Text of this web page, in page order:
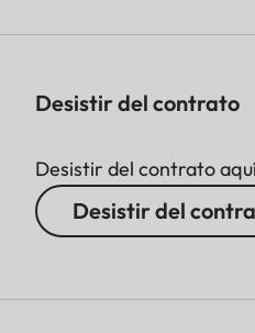
Desistir del contrato
Desistir del contrato
Desistir del